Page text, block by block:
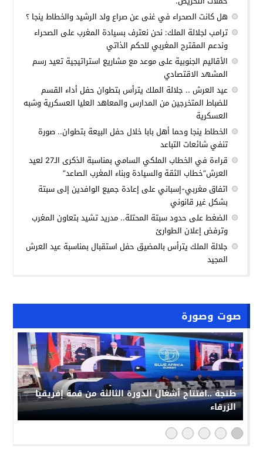
صوت وصورة
طنجة ..افتتاح أشغال الدورة الثالثة من قمة إفريقيا
الزرقاء
هل كانت الصحراء في غنى عن صراع ولد الرشيد والخطاط ينجا ؟
ترامب لجلالة الملك: نحن نعترف بسيادة المغرب على الصحراء
وندعم المقترح المغربي للحكم الذاتي
الأقاليم الجنوبية على موعد مع مشاريع استراتيجية تعيد رسم
المشهد الاقتصادي
عيد العرش .. جلالة الملك يترأس بتطوان حفل أداء القسم
للضباط المتخرجين من المدارس والمعاهد العليا العسكرية وشبه
العسكرية
الخطاط ينجا وحما أهل بابا خلال حفل البيعة بتطوان.. صورة
تنفي شائعات التباعد
قراءة في الخطاب الملكي السامي بمناسبة الذكرى الـ27 لعيد
العرش”خطاب الثقة والسيادة وبناء المغرب الصاعد”
اتفاق مغربي-إسباني على إعادة جميع الوافدين إلى سبتة
بشكل غير قانوني
الضغط على حدود سبتة المحتلة.. مدريد تشيد بتعاون المغرب
وترفض إعلان الطوارئ
جلالة الملك يترأس بالمضيق حفل استقبال بمناسبة عيد العرش
المجيد